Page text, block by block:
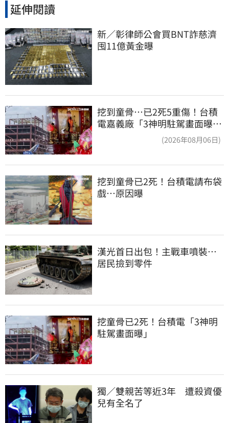
延伸閱讀
新／彰律師公會買BNT詐慈濟
囤11億黃金曝
挖到童骨…已2死5重傷！台積
電嘉義廠「3神明駐駕畫面曝
(2026年08月06日)
挖到童骨已2死！台積電請布袋
戲…原因曝
漢光首日出包！主戰車噴裝…
居民撿到零件
挖童骨已2死！台積電「3神明
駐駕畫面曝」
獨／雙親苦等近3年　遭殺資優
兒有全名了